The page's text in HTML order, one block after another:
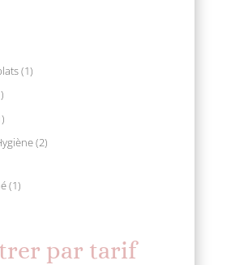
11
1
produit
1
produit
22
11
par tarif